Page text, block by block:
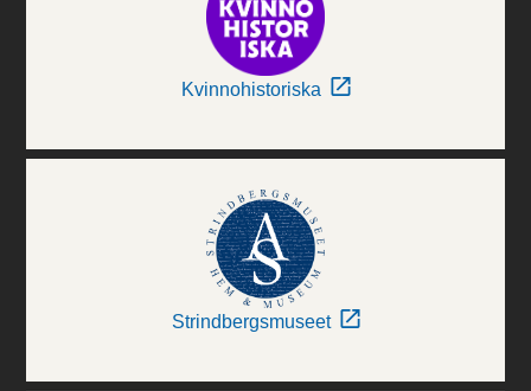
Kvinnohistoriska
Strindbergsmuseet